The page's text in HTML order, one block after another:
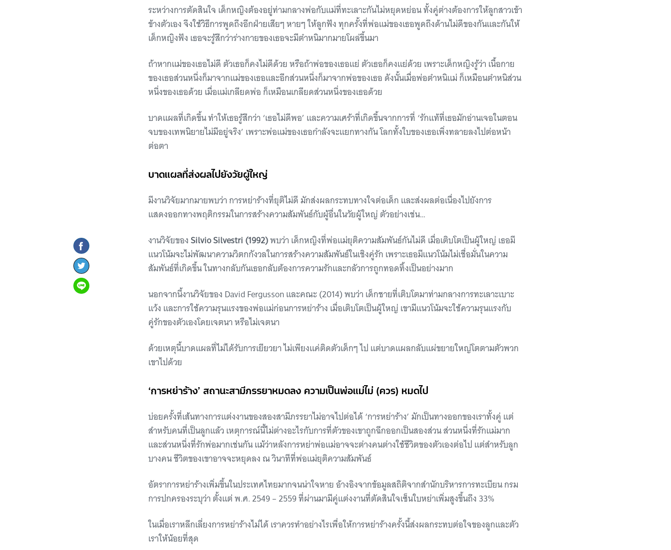
ระหว่างการตัดสินใจ เด็กหญิงต้องอยู่ท่ามกลางพ่อกับแม่ที่ทะเลาะกันไม่หยุดหย่อน ทั้งคู่ต่างต้องการให้ลูกสาวเข้า
ข้างตัวเอง จึงใช้วิธีการพูดถึงอีกฝ่ายเสียๆ หายๆ ให้ลูกฟัง ทุกครั้งที่พ่อแม่ของเธอพูดถึงด้านไม่ดีของกันและกันให้
เด็กหญิงฟัง เธอจะรู้สึกว่าร่างกายของเธอจะมีตำหนิมากมายโผล่ขึ้นมา
ถ้าหากแม่ของเธอไม่ดี ตัวเธอก็คงไม่ดีด้วย หรือถ้าพ่อของเธอแย่ ตัวเธอก็คงแย่ด้วย เพราะเด็กหญิงรู้ว่า เนื้อกาย
ของเธอส่วนหนึ่งก็มาจากแม่ของเธอและอีกส่วนหนึ่งก็มาจากพ่อของเธอ ดังนั้นเมื่อพ่อตำหนิแม่ ก็เหมือนตำหนิส่วน
หนึ่งของเธอด้วย เมื่อแม่เกลียดพ่อ ก็เหมือนเกลียดส่วนหนึ่งของเธอด้วย
บาดแผลที่เกิดขึ้น ทำให้เธอรู้สึกว่า ‘เธอไม่ดีพอ’ และความเศร้าที่เกิดขึ้นจากการที่ ‘รักแท้ที่เธอมักอ่านเจอในตอน
จบของเทพนิยายไม่มีอยู่จริง’ เพราะพ่อแม่ของเธอกำลังจะแยกทางกัน โลกทั้งใบของเธอเพิ่งทลายลงไปต่อหน้า
ต่อตา
บาดแผลที่ส่งผลไปยังวัยผู้ใหญ่
มีงานวิจัยมากมายพบว่า การหย่าร้างที่ยุติไม่ดี มักส่งผลกระทบทางใจต่อเด็ก และส่งผลต่อเนื่องไปยังการ
แสดงออกทางพฤติกรรมในการสร้างความสัมพันธ์กับผู้อื่นในวัยผู้ใหญ่ ตัวอย่างเช่น…
งานวิจัยของSilvio Silvestri (1992)พบว่า เด็กหญิงที่พ่อแม่ยุติความสัมพันธ์กันไม่ดี เมื่อเติบโตเป็นผู้ใหญ่ เธอมี
แนวโน้มจะไม่พัฒนาความวิตกกังวลในการสร้างความสัมพันธ์ในเชิงคู่รัก เพราะเธอมีแนวโน้มไม่เชื่อมั่นในความ
สัมพันธ์ที่เกิดขึ้น ในทางกลับกันเธอกลับต้องการความรักและกลัวการถูกทอดทิ้งเป็นอย่างมาก
นอกจากนี้งานวิจัยของ David Fergusson และคณะ (2014) พบว่า เด็กชายที่เติบโตมาท่ามกลางการทะเลาะเบาะ
แว้ง และการใช้ความรุนแรงของพ่อแม่ก่อนการหย่าร้าง เมื่อเติบโตเป็นผู้ใหญ่ เขามีแนวโน้มจะใช้ความรุนแรงกับ
คู่รักของตัวเองโดยเจตนา หรือไม่เจตนา
ด้วยเหตุนี้บาดแผลที่ไม่ได้รับการเยียวยา ไม่เพียงแค่ติดตัวเด็กๆ ไป แต่บาดแผลกลับแผ่ขยายใหญ่โตตามตัวพวก
เขาไปด้วย
‘การหย่าร้าง’ สถานะสามีภรรยาหมดลง ความเป็นพ่อแม่ไม่ (ควร) หมดไป
บ่อยครั้งที่เส้นทางการแต่งงานของสองสามีภรรยาไม่อาจไปต่อได้ ‘การหย่าร้าง’ มักเป็นทางออกของเราทั้งคู่ แต่
สำหรับคนที่เป็นลูกแล้ว เหตุการณ์นี้ไม่ต่างอะไรกับการที่ตัวของเขาถูกฉีกออกเป็นสองส่วน ส่วนหนึ่งที่รักแม่มาก
และส่วนหนึ่งที่รักพ่อมากเช่นกัน แม้ว่าหลังการหย่าพ่อแม่อาจจะต่างคนต่างใช้ชีวิตของตัวเองต่อไป แต่สำหรับลูก
บางคน ชีวิตของเขาอาจจะหยุดลง ณ วินาทีที่พ่อแม่ยุติความสัมพันธ์
อัตราการหย่าร้างเพิ่มขึ้นในประเทศไทยมากจนน่าใจหาย อ้างอิงจากข้อมูลสถิติจากสำนักบริหารการทะเบียน กรม
การปกครองระบุว่า ตั้งแต่ พ.ศ. 2549 – 2559 ที่ผ่านมามีคู่แต่งงานที่ตัดสินใจเซ็นใบหย่าเพิ่มสูงขึ้นถึง 33%
ในเมื่อเราหลีกเลี่ยงการหย่าร้างไม่ได้ เราควรทำอย่างไรเพื่อให้การหย่าร้างครั้งนี้ส่งผลกระทบต่อใจของลูกและตัว
เราให้น้อยที่สุด